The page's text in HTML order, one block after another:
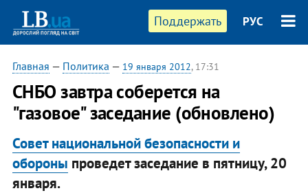
Поддержать РУС
Главная — Политика — 19 января 2012, 17:31
СНБО завтра соберется на
"газовое" заседание (обновлено)
Совет национальной безопасности и
обороны проведет заседание в пятницу, 20
января.